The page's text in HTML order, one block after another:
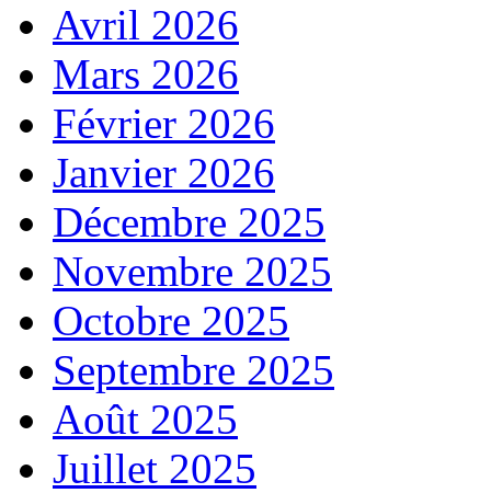
Avril 2026
Mars 2026
Février 2026
Janvier 2026
Décembre 2025
Novembre 2025
Octobre 2025
Septembre 2025
Août 2025
Juillet 2025